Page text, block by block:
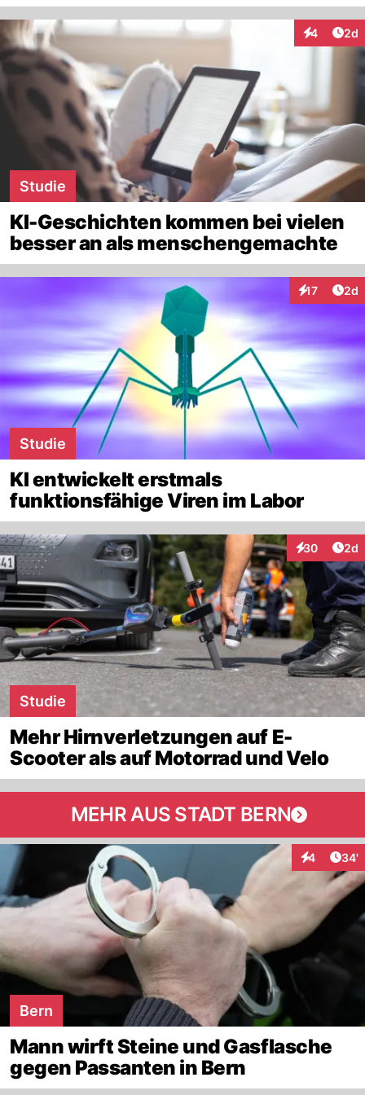
4 2d
Studie
KI-Geschichten kommen bei vielen
besser an als menschengemachte
17 2d
Studie
KI entwickelt erstmals
funktionsfähige Viren im Labor
30
Interaktionen
2d
Studie
Mehr Hirnverletzungen auf E-
Scooter als auf Motorrad und Velo
MEHR AUS STADT BERN
4 34'
Bern
Mann wirft Steine und Gasflasche
gegen Passanten in Bern